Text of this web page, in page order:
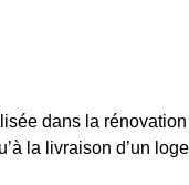
dans la
la livraison d’un